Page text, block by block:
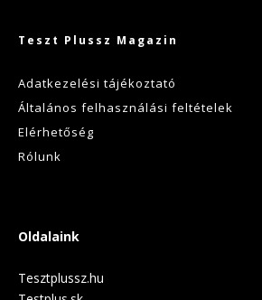
Teszt Plussz Magazin
Adatkezelési tájékoztató
Általános felhasználási feltételek
Elérhetőség
Rólunk
Oldalaink
Tesztplussz.hu